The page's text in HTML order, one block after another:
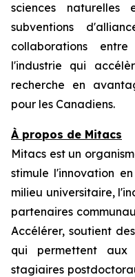
sciences
subventions
collaborations
l'industrie qui
recherche en
pour les Canadiens.
À propos de Mitacs
Mitacs est un
stimule l'innovation
milieu universitaire,
partenaires
Accélérer, soutient
qui permettent
stagiaires